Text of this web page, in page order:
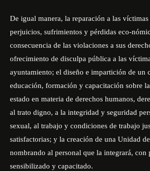
De igual manera, la reparación a las víctimas
perjuicios, sufrimientos y pérdidas eco-
consecuencia de las violaciones a sus
ofrecimiento de disculpa pública a las
ayuntamiento; el diseño e impartición de un
educación, formación y capacitación sobre
estado en materia de derechos humanos,
al trato digno, a la integridad y seguridad
sexual, al trabajo y condiciones de trabajo
satisfactorias; y la creación de una Unidad
nombrando al personal que la integrará, con
sensibilizado y capacitado.